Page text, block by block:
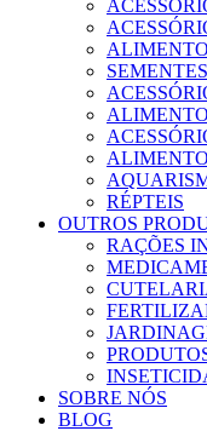
RÉPTEIS
OUTROS
RAÇÕES
SOBRE NÓS
BLOG